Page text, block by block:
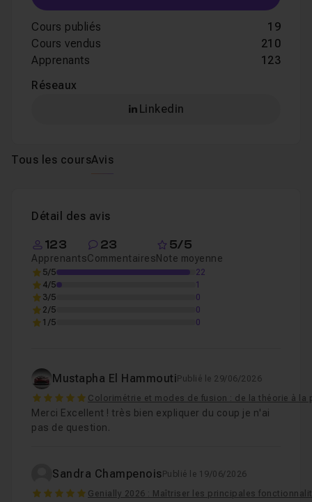
Cours publiés
19
Cours vendus
210
Apprenants
123
Réseaux
Linkedin
Tous les coursAvis
Détail des avis
123
Apprenants
23
Commentaires
5/5
Note moyenne
5/5
22
4/5
1
3/5
0
2/5
0
1/5
0
Mustapha El Hammouti Publié le 29/06/2026
5 Colorimétrie et modes de fusion : de la théorie à la
Merci Excellent ! très bien expliquer du coup je n'ai
pas de question.
Sandra Champenois Publié le 19/06/2026
5 Genially 2026 : Maîtriser les principales